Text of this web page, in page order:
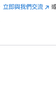
立即與我們交流 (以
開